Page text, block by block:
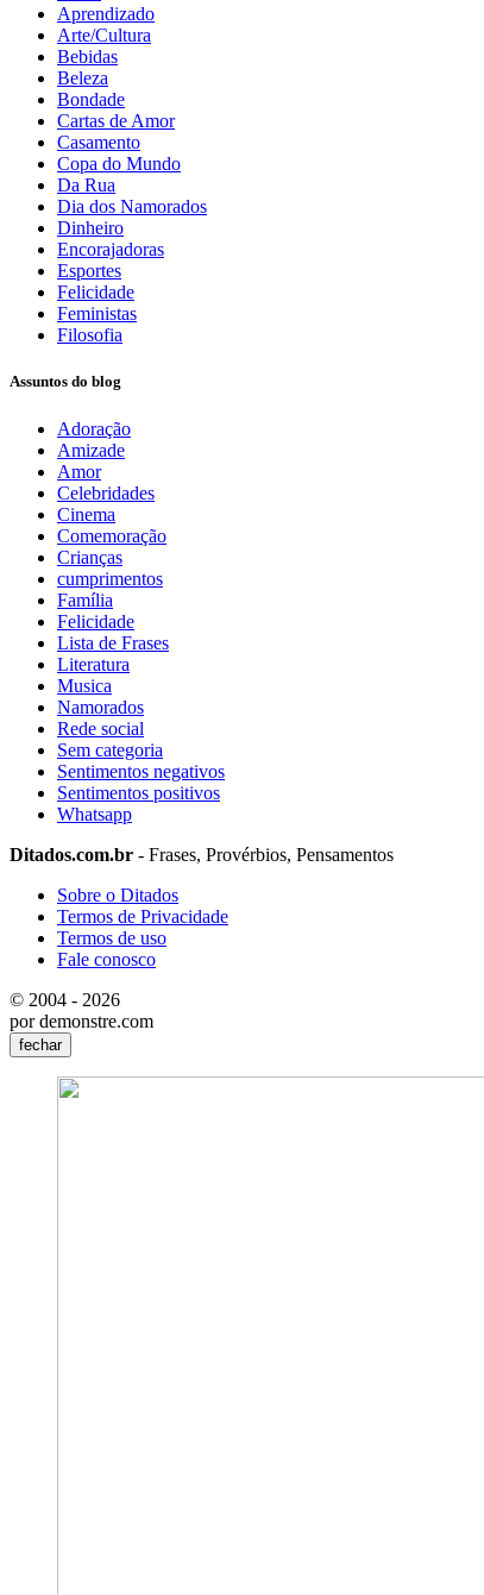
Aprendizado
Arte/Cultura
Bebidas
Beleza
Bondade
Cartas de Amor
Casamento
Copa do Mundo
Da Rua
Dia dos Namorados
Dinheiro
Encorajadoras
Esportes
Felicidade
Feministas
Filosofia
Assuntos do blog
Adoração
Amizade
Amor
Celebridades
Cinema
Comemoração
Crianças
cumprimentos
Família
Felicidade
Lista de Frases
Literatura
Musica
Namorados
Rede social
Sem categoria
Sentimentos negativos
Sentimentos positivos
Whatsapp
Ditados.com.br - Frases, Provérbios, Pensamentos
Sobre o Ditados
Termos de Privacidade
Termos de uso
Fale conosco
© 2004 - 2026
por demonstre.com
fechar